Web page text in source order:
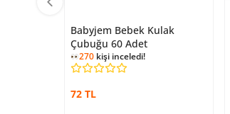
Babyjem Bebek Kulak
Çubuğu 60 Adet
270 kişi inceledi!
72 TL